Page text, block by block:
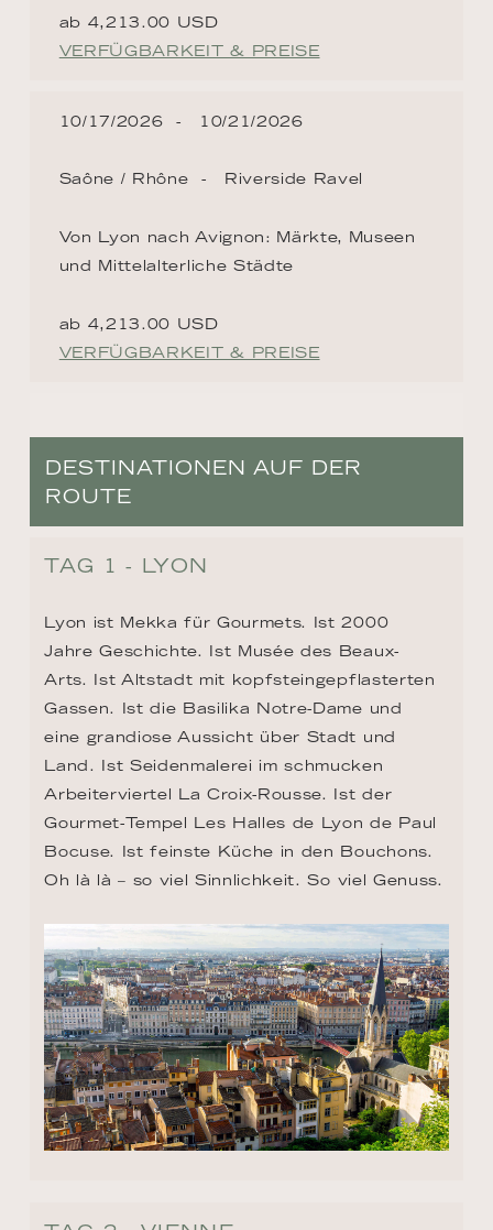
ab 4,213.00 USD
VERFÜGBARKEIT & PREISE
10/17/2026 10/21/2026
Saône / Rhône Riverside Ravel
Von Lyon nach Avignon: Märkte, Museen
und Mittelalterliche Städte
ab 4,213.00 USD
VERFÜGBARKEIT & PREISE
DESTINATIONEN AUF DER
ROUTE
TAG 1 - LYON
Lyon ist Mekka für Gourmets. Ist 2000
Jahre Geschichte. Ist Musée des Beaux-
Arts. Ist Altstadt mit kopfsteingepflasterten
Gassen. Ist die Basilika Notre-Dame und
eine grandiose Aussicht über Stadt und
Land. Ist Seidenmalerei im schmucken
Arbeiterviertel La Croix-Rousse. Ist der
Gourmet-Tempel Les Halles de Lyon de Paul
Bocuse. Ist feinste Küche in den Bouchons.
Oh là là – so viel Sinnlichkeit. So viel Genuss.